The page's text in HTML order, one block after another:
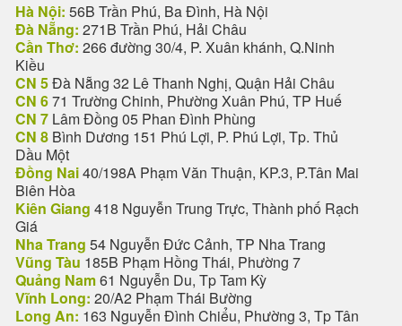
Hà Nội: 56B Trần Phú, Ba Đình, Hà Nội
Đà Nẵng: 271B Trần Phú, Hải Châu
Cần Thơ: 266 đường 30/4, P. Xuân khánh, Q.Ninh
Kiều
CN 5Đà Nẵng 32 Lê Thanh Nghị, Quận Hải Châu
CN 671 Trường Chinh, Phường Xuân Phú, TP Huế
CN 7 Lâm Đồng 05 Phan Đình Phùng
CN 8 Bình Dương 151 Phú Lợi, P. Phú Lợi, Tp. Thủ
Dầu Một
Đồng Nai40/198A Phạm Văn Thuận, KP.3, P.Tân Mai
Biên Hòa
Kiên Giang 418 Nguyễn Trung Trực, Thành phố Rạch
Giá
Nha Trang 54 Nguyễn Đức Cảnh, TP Nha Trang
Vũng Tàu 185B Phạm Hồng Thái, Phường 7
Quảng Nam61 Nguyễn Du, Tp Tam Kỳ
Vĩnh Long: 20/A2 Phạm Thái Bường
Long An: 163 Nguyễn Đình Chiểu, Phường 3, Tp Tân